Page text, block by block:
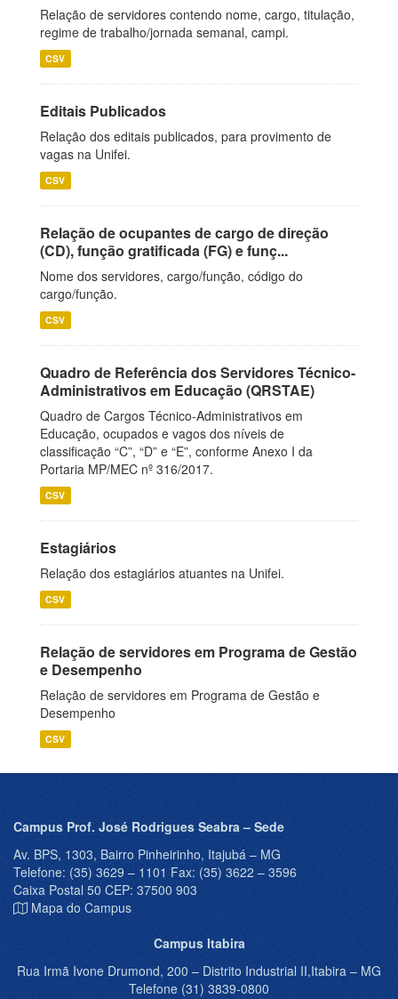
Relação de servidores contendo nome, cargo, titulação,
regime de trabalho/jornada semanal, campi.
CSV
Editais Publicados
Relação dos editais publicados, para provimento de
vagas na Unifei.
CSV
Relação de ocupantes de cargo de direção
(CD), função gratificada (FG) e funç...
Nome dos servidores, cargo/função, código do
cargo/função.
CSV
Quadro de Referência dos Servidores Técnico-
Administrativos em Educação (QRSTAE)
Quadro de Cargos Técnico-Administrativos em
Educação, ocupados e vagos dos níveis de
classificação “C”, “D” e “E”, conforme Anexo I da
Portaria MP/MEC nº 316/2017.
CSV
Estagiários
Relação dos estagiários atuantes na Unifei.
CSV
Relação de servidores em Programa de Gestão
e Desempenho
Relação de servidores em Programa de Gestão e
Desempenho
CSV
Campus Prof. José Rodrigues Seabra – Sede
Av. BPS, 1303, Bairro Pinheirinho, Itajubá – MG
Telefone: (35) 3629 – 1101 Fax: (35) 3622 – 3596
Caixa Postal 50 CEP: 37500 903
Mapa do Campus
Campus Itabira
Rua Irmã Ivone Drumond, 200 – Distrito Industrial II,Itabira – MG
Telefone (31) 3839-0800